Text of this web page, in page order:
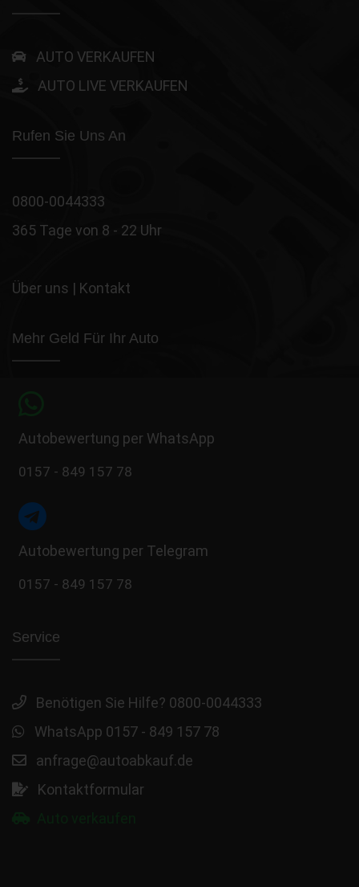
AUTO VERKAUFEN
AUTO LIVE VERKAUFEN
Rufen Sie Uns An
0800-0044333
365 Tage von 8 - 22 Uhr
Über uns | Kontakt
Mehr Geld Für Ihr Auto
Autobewertung per WhatsApp
0157 - 849 157 78
Autobewertung per Telegram
0157 - 849 157 78
Service
Benötigen Sie Hilfe? 0800-0044333
WhatsApp 0157 - 849 157 78
anfrage@autoabkauf.de
Kontaktformular